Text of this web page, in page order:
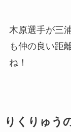
木原選手が三
も仲の良い距
ね！
りくりゅう